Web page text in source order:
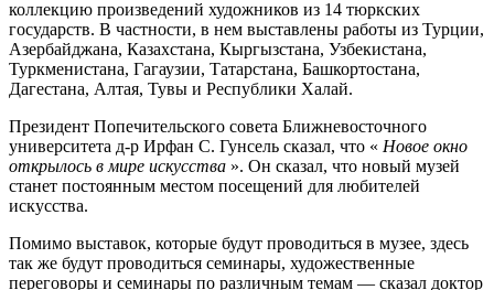
коллекцию произведений художников из 14 тюркских
государств. В частности, в нем выставлены работы из Турции,
Азербайджана, Казахстана, Кыргызстана, Узбекистана,
Туркменистана, Гагаузии, Татарстана, Башкортостана,
Дагестана, Алтая, Тувы и Республики Халай.
Президент Попечительского совета Ближневосточного
университета д-р Ирфан С. Гунсель сказал, что « Новое окно
открылось в мире искусства ». Он сказал, что новый музей
станет постоянным местом посещений для любителей
искусства.
Помимо выставок, которые будут проводиться в музее, здесь
так же будут проводиться семинары, художественные
переговоры и семинары по различным темам — сказал доктор